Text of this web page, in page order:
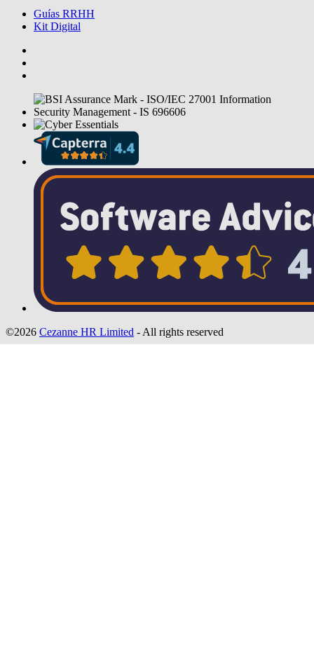
Guías RRHH
Kit Digital
©2026 Cezanne HR Limited - All rights reserved